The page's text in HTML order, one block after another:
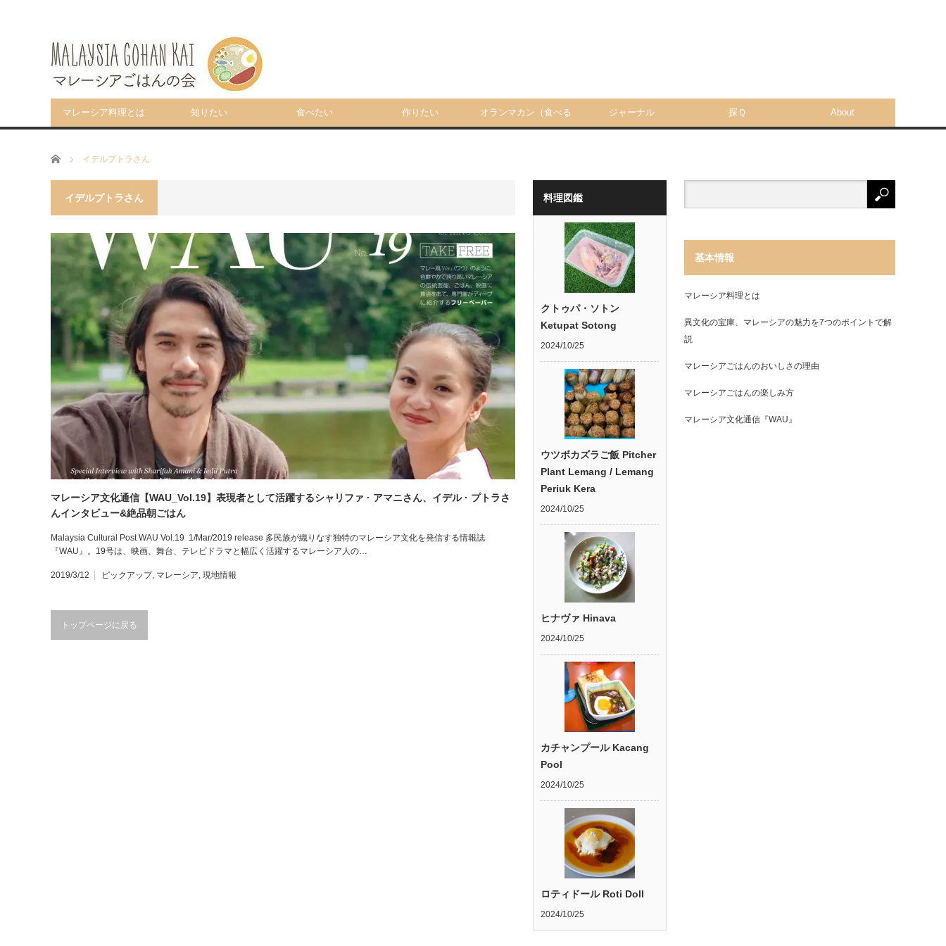
マレーシア料理とは 知りたい 食べたい 作りたい オランマカン（食べる ジャーナル 探Ｑ About
ホーム イデルプトラさん
イデルプトラさん
マレーシア文化通信【WAU_Vol.19】表現者として活躍するシャリファ · アマニさん、イデル · プトラさ
んインタビュー&絶品朝ごはん
Malaysia Cultural Post WAU Vol.19 1/Mar/2019 release 多民族が織りなす独特のマレーシア文化を発信する情報誌
『WAU』。19号は、映画、舞台、テレビドラマと幅広く活躍するマレーシア人の…
2019/3/12 ピックアップ, マレーシア, 現地情報
トップページに戻る
料理図鑑
クトゥパ・ソトン
Ketupat Sotong
2024/10/25
ウツボカズラご飯 Pitcher
Plant Lemang / Lemang
Periuk Kera
2024/10/25
ヒナヴァ Hinava
2024/10/25
カチャンプール Kacang
Pool
2024/10/25
ロティドール Roti Doll
2024/10/25
基本情報
マレーシア料理とは
異文化の宝庫、マレーシアの魅力を7つのポイントで解
説
マレーシアごはんのおいしさの理由
マレーシアごはんの楽しみ方
マレーシア文化通信『WAU』